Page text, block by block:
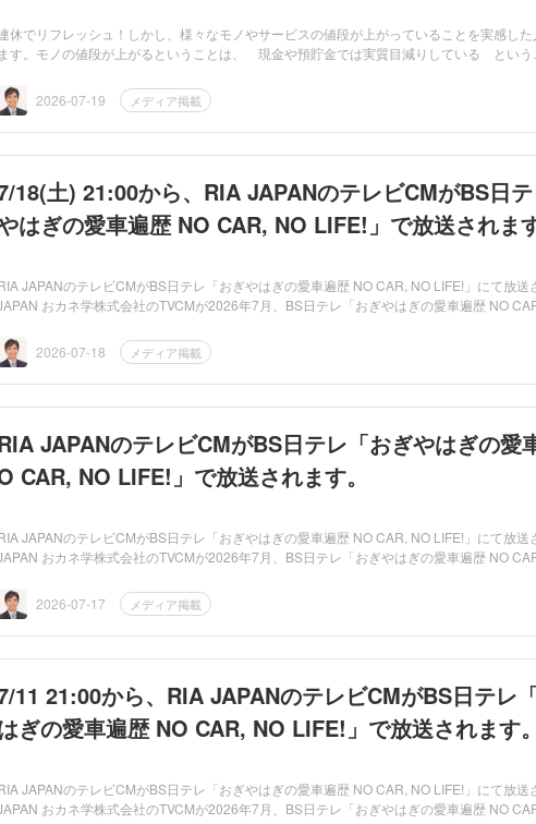
休でリフレッシュ！しかし、様々なモノやサービスの値段が上がっていることを実感し
ます。モノの値段が上がるということは、 現金や預貯金では実質目減りしている という
2026-07-19
メディア掲載
18(土) 21:00から、RIA JAPANのテレビCMがBS日
はぎの愛車遍歴 NO CAR, NO LIFE!」で放送されます
JAPANのテレビCMがBS日テレ「おぎやはぎの愛車遍歴 NO CAR, NO LIFE!」にて放送
おカネ学株式会社のTVCMが2026年7月、BS日テレ「おぎやはぎの愛車遍歴 NO
2026-07-18
メディア掲載
JAPANのテレビCMがBS日テレ「おぎやはぎの愛
CAR, NO LIFE!」で放送されます。
JAPANのテレビCMがBS日テレ「おぎやはぎの愛車遍歴 NO CAR, NO LIFE!」にて放送
おカネ学株式会社のTVCMが2026年7月、BS日テレ「おぎやはぎの愛車遍歴 NO
2026-07-17
メディア掲載
11 21:00から、RIA JAPANのテレビCMがBS日テレ
ぎの愛車遍歴 NO CAR, NO LIFE!」で放送されます。
JAPANのテレビCMがBS日テレ「おぎやはぎの愛車遍歴 NO CAR, NO LIFE!」にて放送
おカネ学株式会社のTVCMが2026年7月、BS日テレ「おぎやはぎの愛車遍歴 NO